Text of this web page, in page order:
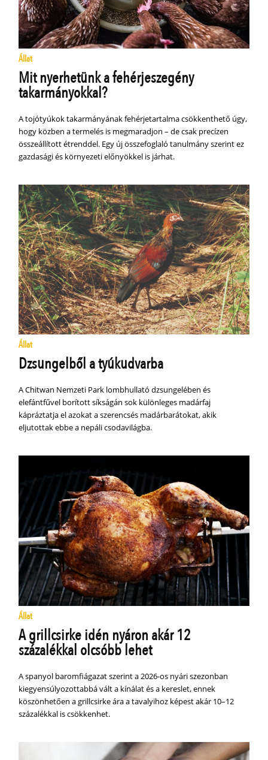
Állat
Mit nyerhetünk a fehérjeszegény
takarmányokkal?
A tojótyúkok takarmányának fehérjetartalma csökkenthető úgy,
hogy közben a termelés is megmaradjon – de csak precízen
összeállított étrenddel. Egy új összefoglaló tanulmány szerint ez
gazdasági és környezeti előnyökkel is járhat.
Állat
Dzsungelből a tyúkudvarba
A Chitwan Nemzeti Park lombhullató dzsungelében és
elefántfűvel borított síkságán sok különleges madárfaj
kápráztatja el azokat a szerencsés madár­barátokat, akik
eljutottak ebbe a nepáli csoda­világba.
Állat
A grillcsirke idén nyáron akár 12
százalékkal olcsóbb lehet
A spanyol baromfiágazat szerint a 2026-os nyári szezonban
kiegyensúlyozottabbá vált a kínálat és a kereslet, ennek
köszönhetően a grillcsirke ára a tavalyihoz képest akár 10–12
százalékkal is csökkenhet.